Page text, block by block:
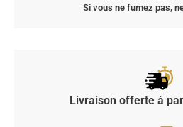
Si vous ne fumez pas,
Livraison offerte à